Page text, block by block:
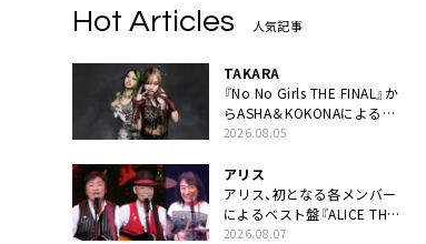
Hot Articles 人気記事
TAKARA
『No No Girls THE FINAL』か
らASHA＆KOKONAによるユ
ニット・TAKARAがデビュー
2026.08.05
アリス
アリス、初となる各メンバー
によるベスト盤『ALICE THE
BEST “TORILOGY”』リリー
2026.08.07